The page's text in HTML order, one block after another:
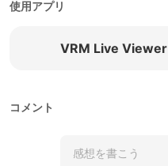
使用アプリ
VRM Live Viewer
コメント